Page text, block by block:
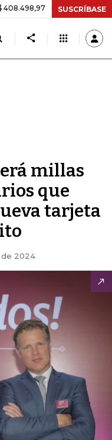
+$ 8.753,81 +2,19%
SUSCRÍBASE
millas
que
tarjeta
de 2024